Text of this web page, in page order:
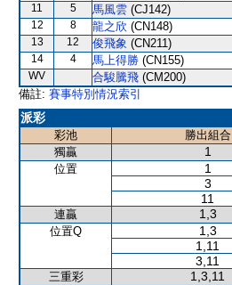
11
5 馬風雲 (CJ142)
12
8 龍之欣 (CN148)
13
12 俊飛象 (CN211)
14
4 馬上得勝 (CN155)
WV
合駿騰飛 (CM200)
備註: 賽事特別情況索引
派彩
彩池 勝出組合
獨贏
1
位置 1
3
11
連贏 1,3
位置Q 1,3
1,11
3,11
三重彩 1,3,11